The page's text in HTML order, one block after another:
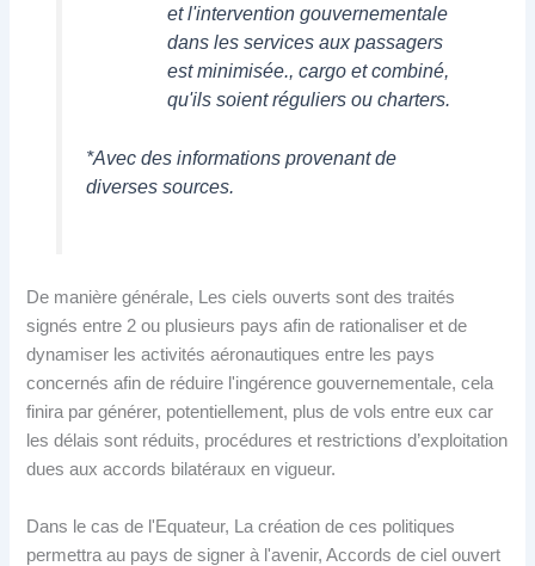
et l'intervention gouvernementale
dans les services aux passagers
est minimisée., cargo et combiné,
qu'ils soient réguliers ou charters.
*Avec des informations provenant de
diverses sources.
De manière générale, Les ciels ouverts sont des traités
signés entre 2 ou plusieurs pays afin de rationaliser et de
dynamiser les activités aéronautiques entre les pays
concernés afin de réduire l'ingérence gouvernementale, cela
finira par générer, potentiellement, plus de vols entre eux car
les délais sont réduits, procédures et restrictions d’exploitation
dues aux accords bilatéraux en vigueur.
Dans le cas de l'Equateur, La création de ces politiques
permettra au pays de signer à l'avenir, Accords de ciel ouvert